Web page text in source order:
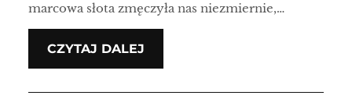
marcowa słota zmęczyła nas niezmiernie,…
CZYTAJ DALEJ